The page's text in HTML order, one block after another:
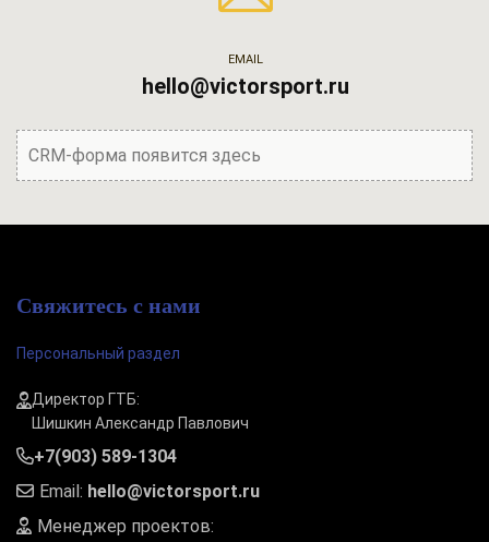
EMAIL
hello@victorsport.ru
CRM-форма появится здесь
Свяжитесь с нами
Персональный раздел
Директор ГТБ:
Шишкин Александр Павлович
+7(903) 589-1304
Email: hello@victorsport.ru
Менеджер проектов: